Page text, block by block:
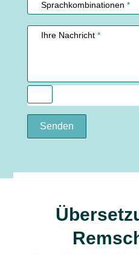
Sprachkombinationen *
Ihre Nachricht *
Senden